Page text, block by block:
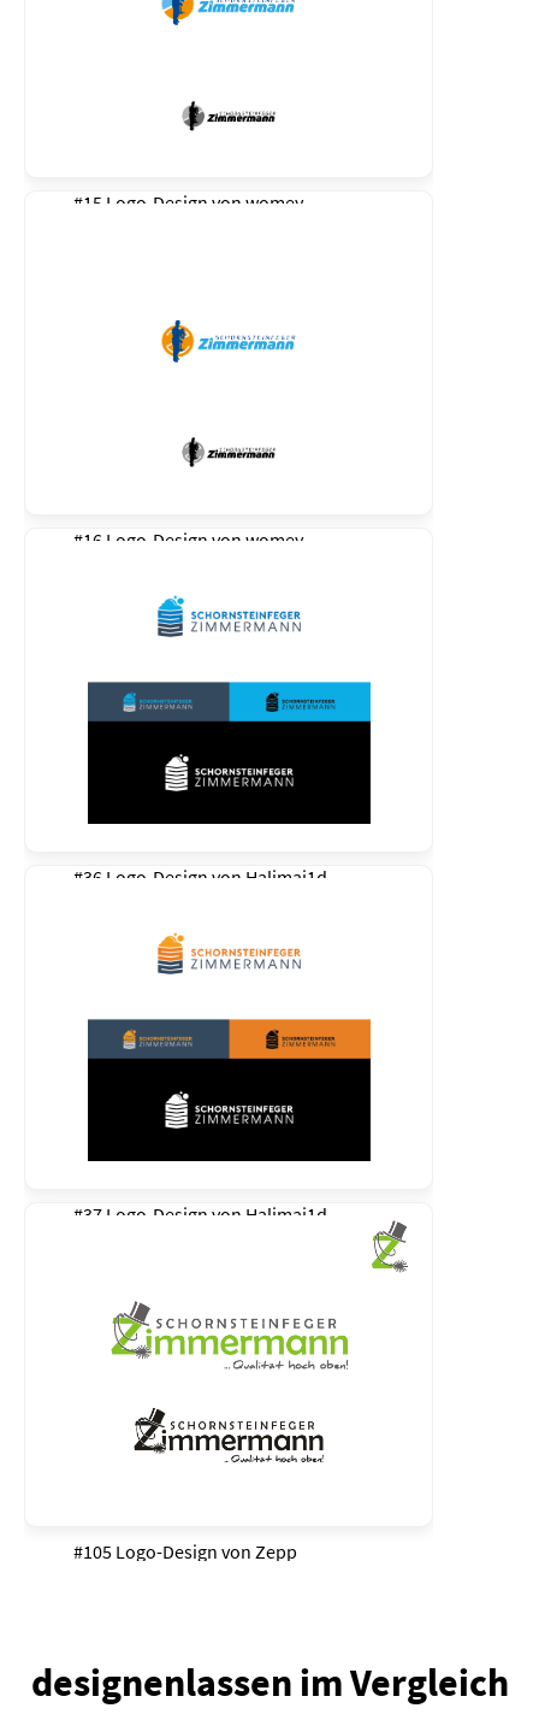
#15 Logo-Design von womey
#16 Logo-Design von womey
#36 Logo-Design von Halimaj1d
#37 Logo-Design von Halimaj1d
#105 Logo-Design von Zepp
designenlassen im Vergleich